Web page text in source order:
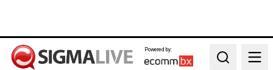
Powered by:
Search